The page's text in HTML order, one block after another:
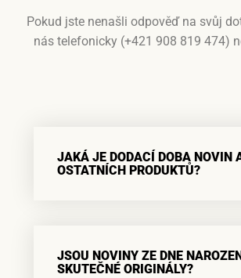
Pokud jste nenašli odpověď na svůj
nás telefonicky (+421 908 819 474)
JAKÁ JE DODACÍ DOBA NOVIN
OSTATNÍCH PRODUKTŮ?
JSOU NOVINY ZE DNE NAROZENÍ
SKUTEČNÉ ORIGINÁLY?